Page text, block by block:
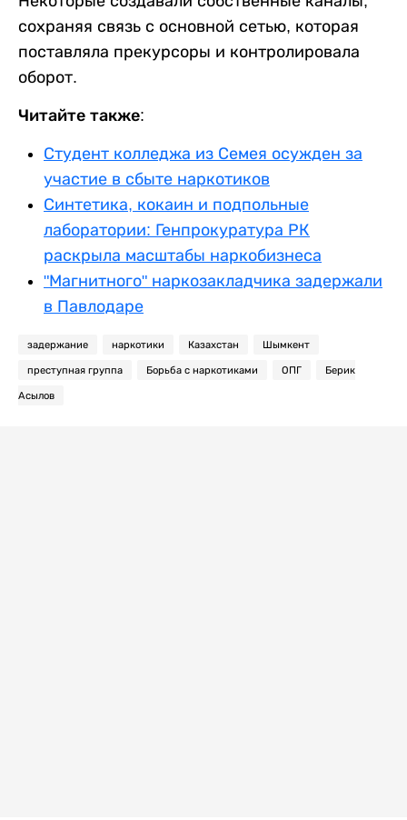
сохраняя связь с основной сетью, которая
поставляла прекурсоры и контролировала
оборот.
Читайте также:
Студент колледжа из Семея осужден за
участие в сбыте наркотиков
Синтетика, кокаин и подпольные
лаборатории: Генпрокуратура РК
раскрыла масштабы наркобизнеса
"Магнитного" наркозакладчика задержали
в Павлодаре
задержание наркотики Казахстан Шымкент
преступная группа Борьба с наркотиками ОПГ Берик
Асылов